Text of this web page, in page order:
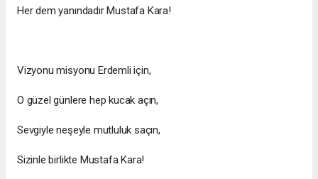
Her dem yanındadır Mustafa Kara!
Vizyonu misyonu Erdemli için,
O güzel günlere hep kucak açın,
Sevgiyle neşeyle mutluluk saçın,
Sizinle birlikte Mustafa Kara!